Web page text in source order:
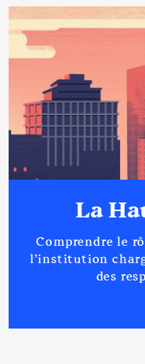
La
Comprendre le
l’institution
des